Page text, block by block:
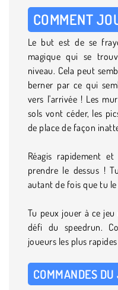
COMMENT
Le but est de se
magique qui se
niveau. Cela peut
berner par ce qui
vers l'arrivée ! Les
sols vont céder, les
de place de façon
Réagis rapidement
prendre le dessus !
autant de fois que tu le
Tu peux jouer à ce
défi du speedrun.
joueurs les plus
COMMANDES